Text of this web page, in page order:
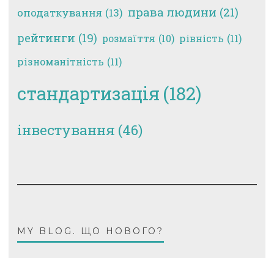
оподаткування (13) права людини (21)
рейтинги (19) розмаїття (10) рівність (11)
різноманітність (11)
стандартизація (182)
інвестування (46)
MY BLOG. ЩО НОВОГО?